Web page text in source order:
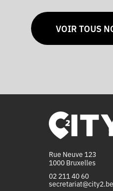
VOIR TOUS
Rue Neuve 123
1000 Bruxelles
02 211 40 60
secretariat@city2.be